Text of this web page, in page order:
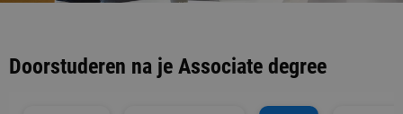
Doorstuderen na je Associate degree